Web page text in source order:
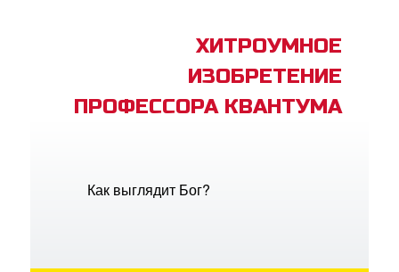
ХИТРОУМНОЕ
ИЗОБРЕТЕНИЕ
ПРОФЕССОРА КВАНТУМА
Как выглядит Бог?